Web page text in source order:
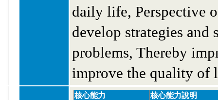
daily life, Perspective
develop strategies
problems, Thereby
improve the quality of
核心能力 核心能力說明